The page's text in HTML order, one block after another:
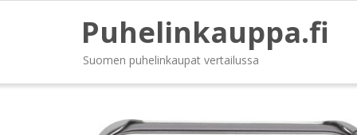
Puhelinkauppa.fi
Suomen puhelinkaupat vertailussa